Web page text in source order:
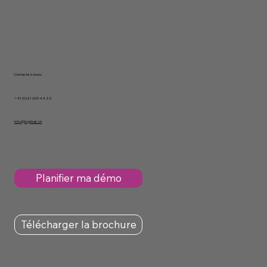
Contactez-nous :
+41 (0)21 635 44 22
info@logitrak.ch
Planifier ma démo
Télécharger la brochure